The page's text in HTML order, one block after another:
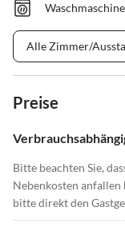
Waschmaschine
Alle Zimmer/
Preise
Bitte beachten Sie,
Nebenkosten anfallen
bitte direkt den